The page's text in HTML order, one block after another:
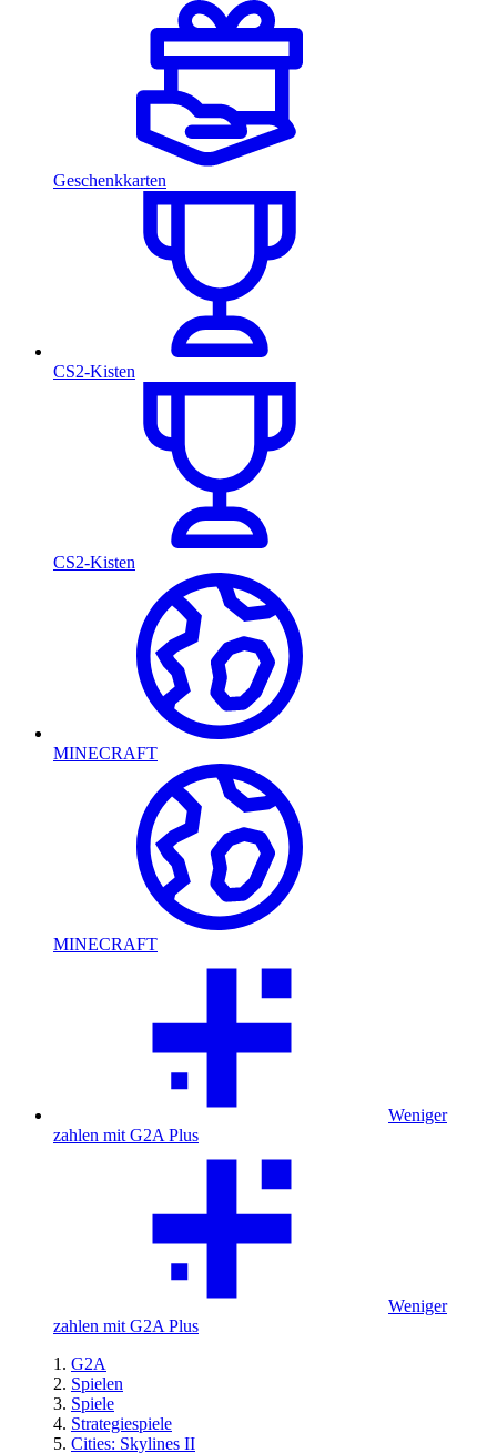
Geschenkkarten
CS2-Kisten
CS2-Kisten
MINECRAFT
MINECRAFT
Weniger
zahlen mit G2A Plus
Weniger
zahlen mit G2A Plus
G2A
Spielen
Spiele
Strategiespiele
Cities: Skylines II